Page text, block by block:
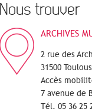
Nous trouver
ARCHIVES
2 rue des
31500
Accès
7 avenue de
Tél. 05 36 25